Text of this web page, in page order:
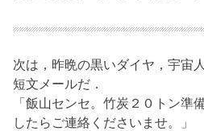
次は，昨晩の黒いダイヤ，宇宙
短文メールだ．
「飯山センセ。竹炭２０トン準
したらご連絡くださいませ。」